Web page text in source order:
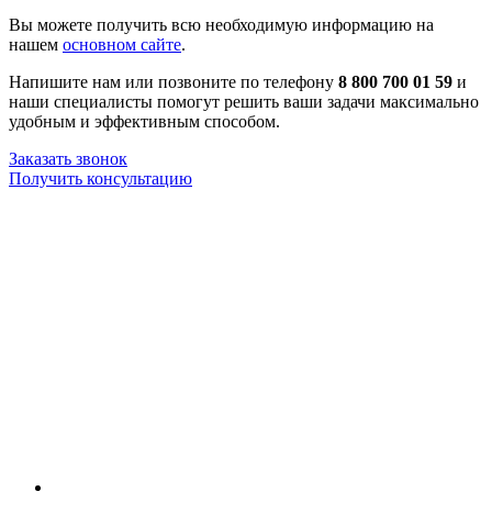
Вы можете получить всю необходимую информацию на
нашем основном сайте.
Напишите нам или позвоните по телефону 8 800 700 01 59 и
наши специалисты помогут решить ваши задачи максимально
удобным и эффективным способом.
Заказать звонок
Получить консультацию